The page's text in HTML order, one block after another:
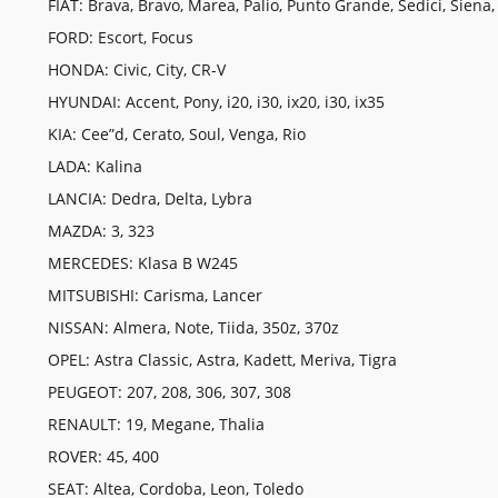
FIAT: Brava, Bravo, Marea, Palio, Punto Grande, Sedici,
FORD: Escort, Focus
HONDA: Civic, City, CR-V
HYUNDAI: Accent, Pony, i20, i30, ix20, i30, ix35
KIA: Cee”d, Cerato, Soul, Venga, Rio
LADA: Kalina
LANCIA: Dedra, Delta, Lybra
MAZDA: 3, 323
MERCEDES: Klasa B W245
MITSUBISHI: Carisma, Lancer
NISSAN: Almera, Note, Tiida, 350z, 370z
OPEL: Astra Classic, Astra, Kadett, Meriva, Tigra
PEUGEOT: 207, 208, 306, 307, 308
RENAULT: 19, Megane, Thalia
ROVER: 45, 400
SEAT: Altea, Cordoba, Leon, Toledo